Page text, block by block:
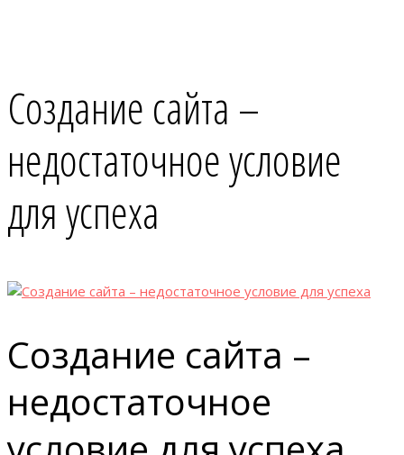
Создание сайта –
недостаточное условие
для успеха
Создание сайта –
недостаточное